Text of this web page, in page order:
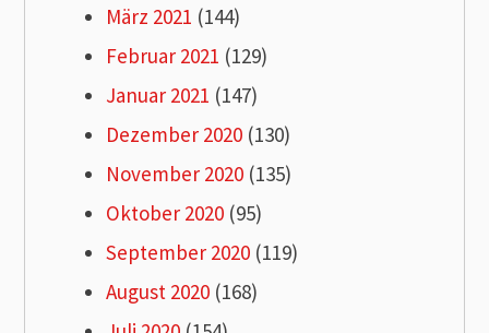
März 2021 (144)
Februar 2021 (129)
Januar 2021 (147)
Dezember 2020 (130)
November 2020 (135)
Oktober 2020 (95)
September 2020 (119)
August 2020 (168)